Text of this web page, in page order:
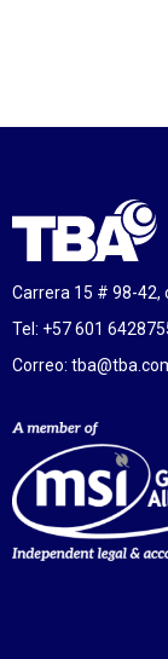
Carrera 15 # 98-42,
Tel: +57 601
Correo: